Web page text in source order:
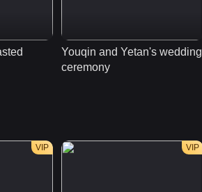
Youqin and Yetan's wedding
ceremony
VIP VIP